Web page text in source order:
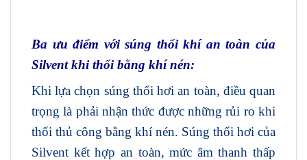
Ba ưu điểm với súng thổi khí an toàn của
Silvent khi thổi bằng khí nén:
Khi lựa chọn súng thổi hơi an toàn, điều quan
trọng là phải nhận thức được những rủi ro khi
thổi thủ công bằng khí nén. Súng thổi hơi của
Silvent kết hợp an toàn, mức âm thanh thấp